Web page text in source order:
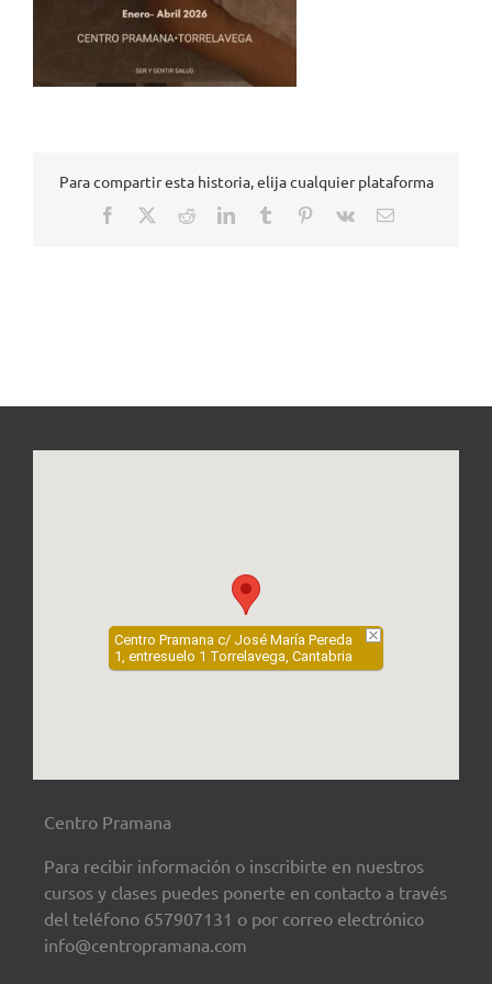
Para compartir esta historia, elija cualquier plataforma
Facebook RedditLinkedInTumblr Pinterest
Vk
Correo
Centro Pramana c/ José María Pereda
1, entresuelo 1 Torrelavega, Cantabria
Centro Pramana
Para recibir información o inscribirte en nuestros
cursos y clases puedes ponerte en contacto a través
del teléfono 657907131 o por correo electrónico
info@centropramana.com